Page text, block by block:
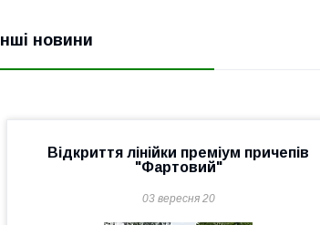
Інші новини
Відкриття лінійки преміум причепів
"Фартовий"
03 вересня 20